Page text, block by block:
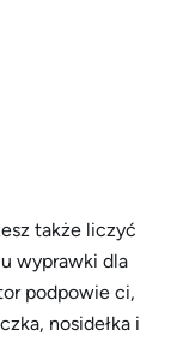
także liczyć
wyprawki dla
podpowie ci,
nosidełka i